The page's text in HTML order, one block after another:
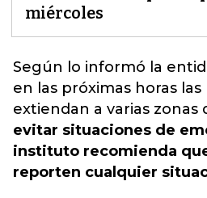
miércoles
Según lo informó la
en las próximas horas las
extiendan a varias zonas
evitar situaciones de
instituto recomienda
reporten cualquier